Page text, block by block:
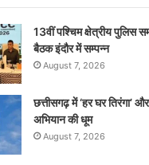
13वीं पश्चिम क्षेत्रीय पुलिस
बैठक इंदौर में सम्पन्न
August 7, 2026
छत्तीसगढ़ में ‘हर घर तिरंगा’
अभियान की धूम
August 7, 2026